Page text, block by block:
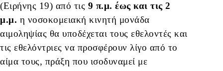
(Ειρήνης 19) από τις 9 π.μ. έως και τις 2
μ.μ. η νοσοκομειακή κινητή μονάδα
αιμοληψίας θα υποδέχεται τους εθελοντές και
τις εθελόντριες να προσφέρουν λίγο από το
αίμα τους, πράξη που ισοδυναμεί με